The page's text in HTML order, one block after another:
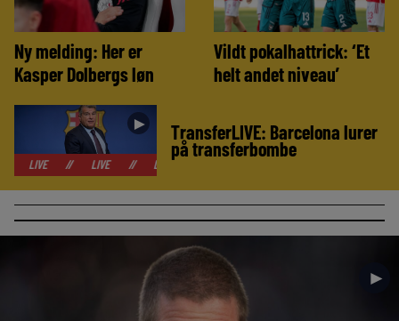
Ny melding: Her er
Kasper Dolbergs løn
Vildt pokalhattrick: ‘Et
helt andet niveau’
►
LIVE LIVE LIVE
TransferLIVE: Barcelona lurer
på transferbombe
►